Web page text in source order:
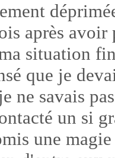
après
situation
que je
ne savais
un si
une